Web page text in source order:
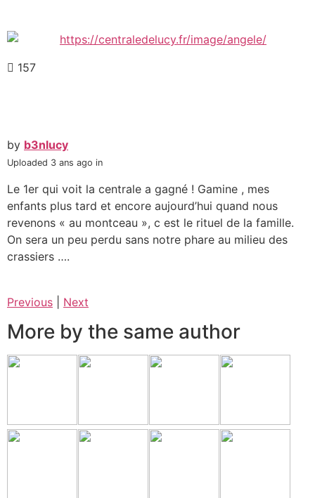
157
by b3nlucy
Uploaded 3 ans ago in
Le 1er qui voit la centrale a gagné ! Gamine , mes
enfants plus tard et encore aujourd’hui quand nous
revenons « au montceau », c est le rituel de la famille.
On sera un peu perdu sans notre phare au milieu des
crassiers ….
Previous Next
More by the same author